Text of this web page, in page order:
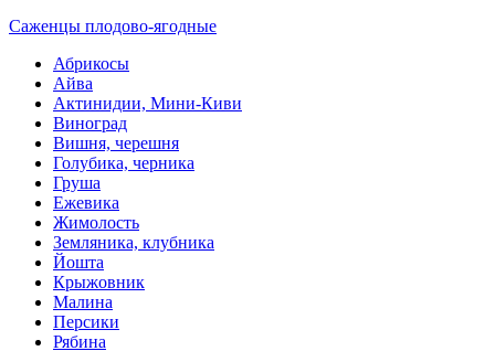
Саженцы плодово-ягодные
Абрикосы
Айва
Актинидии, Мини-Киви
Виноград
Вишня, черешня
Голубика, черника
Груша
Ежевика
Жимолость
Земляника, клубника
Йошта
Крыжовник
Малина
Персики
Рябина